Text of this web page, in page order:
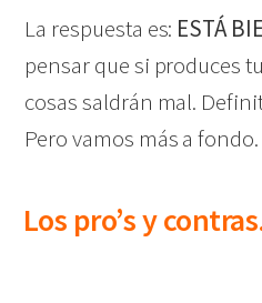
La respuesta es: ESTÁ
pensar que si produces
cosas saldrán mal.
Pero vamos más a fondo.
Los pro’s y